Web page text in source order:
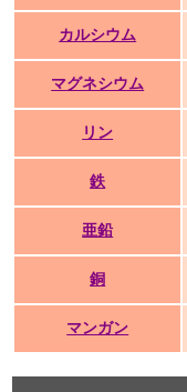
カルシウム
マグネシウム
リン
鉄
亜鉛
銅
マンガン